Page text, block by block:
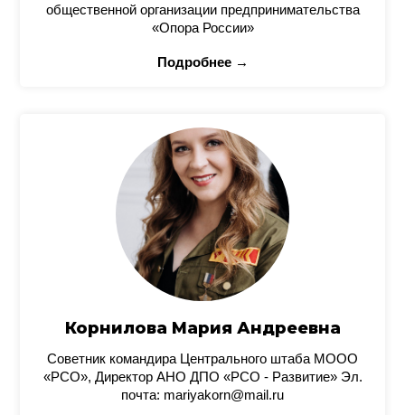
общественной организации предпринимательства
«Опора России»
Подробнее →
Корнилова Мария Андреевна
Советник командира Центрального штаба МООО
«РСО», Директор АНО ДПО «РСО - Развитие» Эл.
почта: mariyakorn@mail.ru